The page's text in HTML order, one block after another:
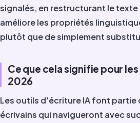
signalés, en restructurant le texte
améliore les propriétés
plutôt que de simplement
Ce que cela signifie pour
2026
Les outils d'écriture IA font partie
écrivains qui navigueront avec